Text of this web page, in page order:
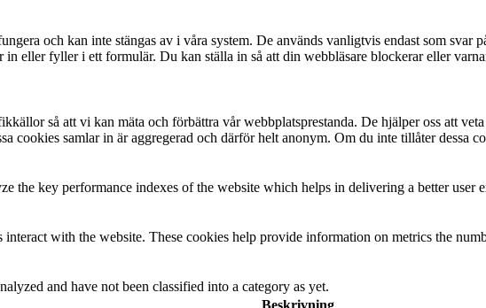
och kan inte stängas av i våra system. De används vanligtvis endast som
eller fyller i ett formulär. Du kan ställa in så att din webbläsare blockerar eller
så att vi kan mäta och förbättra vår webbplatsprestanda. De hjälper oss att
cookies samlar in är aggregerad och därför helt anonym. Om du inte tillåter dessa
the key performance indexes of the website which helps in delivering a better user
with the website. These cookies help provide information on metrics the
and have not been classified into a category as yet.